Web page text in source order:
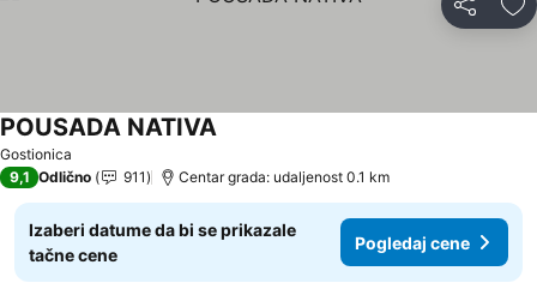
Deli
Gostionica
POUSADA NATIVAPogledaj cene
9,1 Odlično 911 Centar grada: udaljenost 0.1 km
Izaberi datume da bi se prikazale
tačne cene
Pogledaj cene